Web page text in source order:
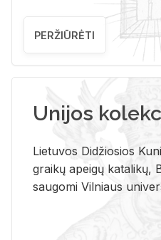
PERŽIŪRĖTI
Unijos
Lietuvos Didžiosios
graikų apeigų katalikų,
saugomi Vilniaus